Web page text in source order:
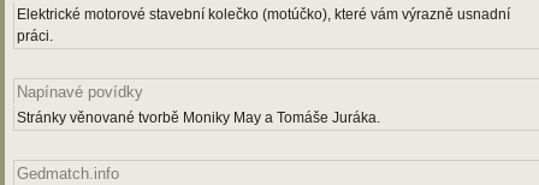
Elektrické motorové stavební kolečko (motúčko), které vám výrazně usnadní
práci.
Napínavé povídky
Stránky věnované tvorbě Moniky May a Tomáše Juráka.
Gedmatch.info